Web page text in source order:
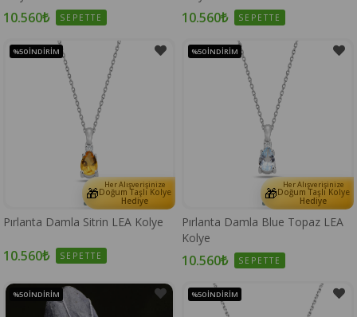
10.560₺ SEPETTE 10.560₺ SEPETTE
🎁 Her Alışverişinize
Doğum Taşlı Kolye
Hediye
Pırlanta Damla Sitrin LEA Kolye
10.560₺ SEPETTE
%50İNDIRIM
🎁 Her Alışverişinize
Doğum Taşlı Kolye
Hediye
Pırlanta Damla Blue Topaz LEA
Kolye
10.560₺ SEPETTE
%50İNDIRIM
%50İNDIRIM %50İNDIRIM